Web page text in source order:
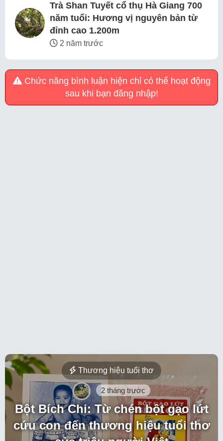
Trà Shan Tuyết cổ thụ Hà Giang 700
năm tuổi: Hương vị nguyên bản từ
đỉnh cao 1.200m
2 năm trước
Chức năng bình luận hiện chỉ có thể hoạt động
sau khi bạn đăng nhập!
Thương hiệu tuổi thơ
2 tháng trước
Bột Bích Chi: Từ chén bột gạo lứt
cứu con đến thương hiệu tuổi thơ